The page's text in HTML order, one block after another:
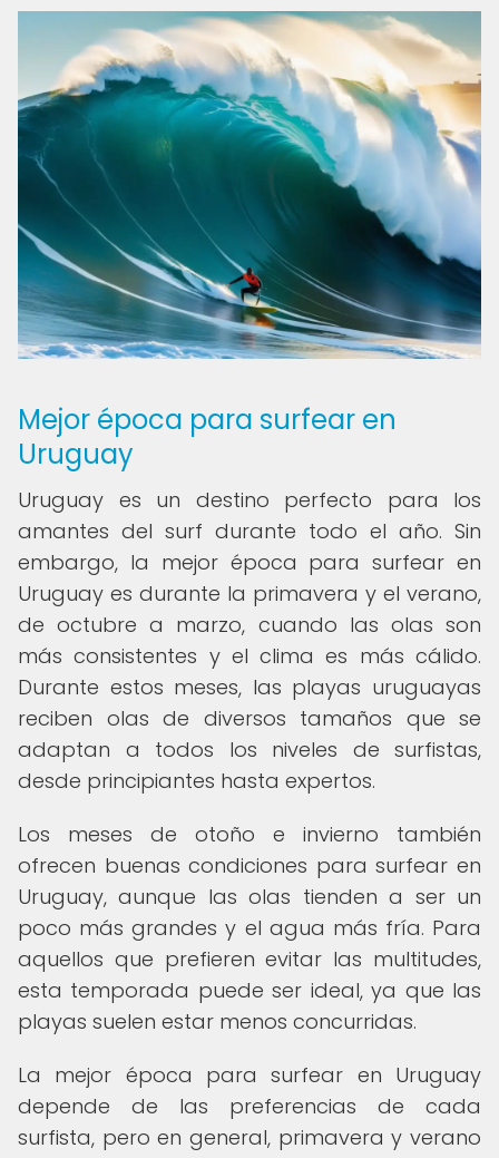
Mejor época para surfear en
Uruguay
Uruguay es un destino perfecto para los
amantes del surf durante todo el año. Sin
embargo, la mejor época para surfear en
Uruguay es durante la primavera y el verano,
de octubre a marzo, cuando las olas son
más consistentes y el clima es más cálido.
Durante estos meses, las playas uruguayas
reciben olas de diversos tamaños que se
adaptan a todos los niveles de surfistas,
desde principiantes hasta expertos.
Los meses de otoño e invierno también
ofrecen buenas condiciones para surfear en
Uruguay, aunque las olas tienden a ser un
poco más grandes y el agua más fría. Para
aquellos que prefieren evitar las multitudes,
esta temporada puede ser ideal, ya que las
playas suelen estar menos concurridas.
La mejor época para surfear en Uruguay
depende de las preferencias de cada
surfista, pero en general, primavera y verano